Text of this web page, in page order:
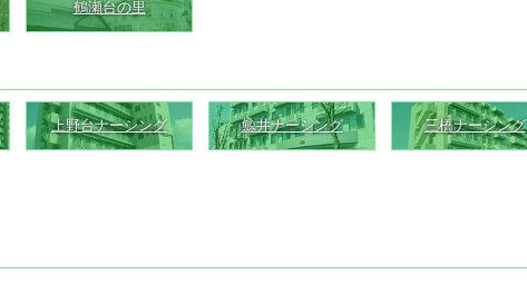
鶴瀬台の里
上野台ナーシング 鯨井ナーシング 三橋ナーシング